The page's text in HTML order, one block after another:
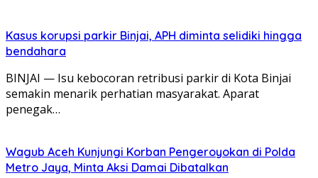
Kasus korupsi parkir Binjai, APH diminta selidiki hingga
bendahara
BINJAI — Isu kebocoran retribusi parkir di Kota Binjai
semakin menarik perhatian masyarakat. Aparat
penegak…
Wagub Aceh Kunjungi Korban Pengeroyokan di Polda
Metro Jaya, Minta Aksi Damai Dibatalkan